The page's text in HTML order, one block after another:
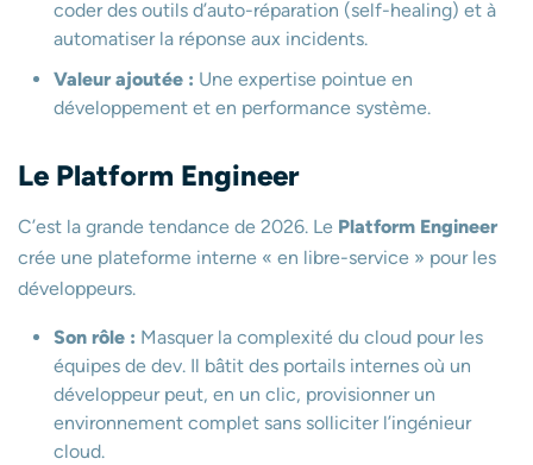
coder des outils d’auto-réparation (self-healing) et à
automatiser la réponse aux incidents.
Valeur ajoutée : Une expertise pointue en
développement et en performance système.
Le Platform Engineer
C’est la grande tendance de 2026. Le Platform Engineer
crée une plateforme interne « en libre-service » pour les
développeurs.
Son rôle : Masquer la complexité du cloud pour les
équipes de dev. Il bâtit des portails internes où un
développeur peut, en un clic, provisionner un
environnement complet sans solliciter l’ingénieur
cloud.